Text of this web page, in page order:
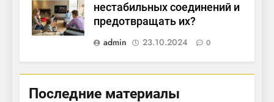
нестабильных соединений и
предотвращать их?
admin
23.10.2024 0
Последние материалы